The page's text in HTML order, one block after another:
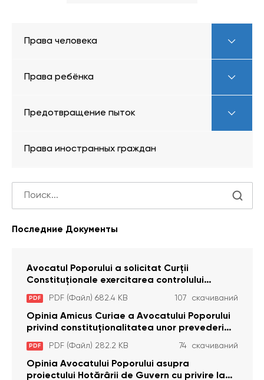
Права человека
Права ребёнка
Предотвращение пыток
Права иностранных граждан
Последние Документы
Avocatul Poporului a solicitat Curţii
Constituţionale exercitarea controlului
constituţionalităţii unor prevederi cu privire la
plata alocației sociale de stat persoanelor
cu dizabilitați care sunt private de liberate
PDF PDF (Файл) 682.4 KB 107 скачиваний
Opinia Amicus Curiae a Avocatului Poporului
privind constituționalitatea unor prevederi
care interzic angajarea în organizațiile de
pază particulară a persoanelor condamnate
pentru comiterea cu intenție a unor infracțiuni
a fost luată în considerare de Curtea
PDF PDF (Файл) 282.2 KB 74 скачиваний
Opinia Avocatului Poporului asupra
proiectului Hotărârii de Guvern cu privire la